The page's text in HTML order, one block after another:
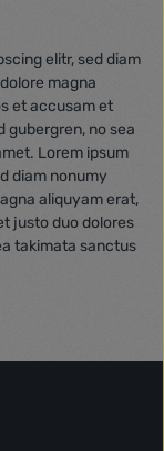
elitr, sed diam
magna
et accusam et
gubergren, no sea
Lorem ipsum
diam nonumy
aliquyam erat,
justo duo dolores
takimata sanctus